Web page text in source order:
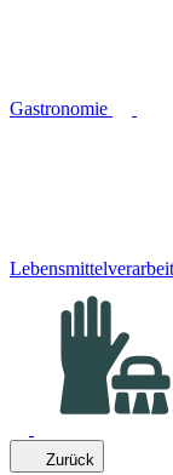
Gastronomie
Zurück